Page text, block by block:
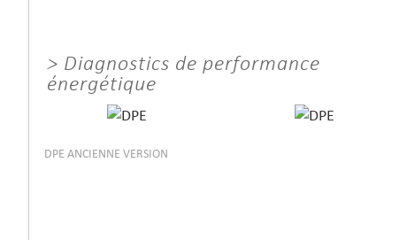
> Diagnostics de performance
énergétique
DPE ANCIENNE VERSION